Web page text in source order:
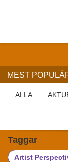
MEST
ALLA
Taggar
Artist